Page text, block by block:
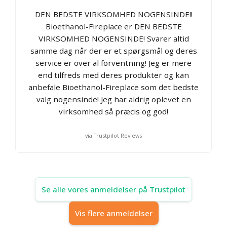
DEN BEDSTE VIRKSOMHED NOGENSINDE!!
Bioethanol-Fireplace er DEN BEDSTE
VIRKSOMHED NOGENSINDE! Svarer altid
samme dag når der er et spørgsmål og deres
service er over al forventning! Jeg er mere
end tilfreds med deres produkter og kan
anbefale Bioethanol-Fireplace som det bedste
valg nogensinde! Jeg har aldrig oplevet en
virksomhed så præcis og god!
via Trustpilot Reviews
Se alle vores anmeldelser på Trustpilot
Vis flere anmeldelser